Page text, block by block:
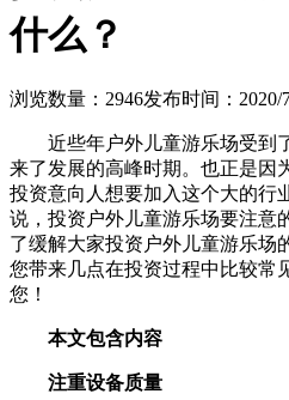
什么？
浏览数量：2946发布时间：2020/
近些年户外儿童游乐场受到
来了发展的高峰时期。也正是因
投资意向人想要加入这个大的行
说，投资户外儿童游乐场要注意
了缓解大家投资户外儿童游乐场
您带来几点在投资过程中比较常
您！
本文包含内容
注重设备质量